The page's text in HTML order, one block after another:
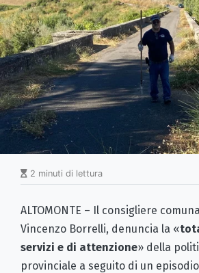
2 minuti di lettura
ALTOMONTE – Il consigliere
Vincenzo Borrelli, denuncia la «
servizi e di attenzione» della
provinciale a seguito di un